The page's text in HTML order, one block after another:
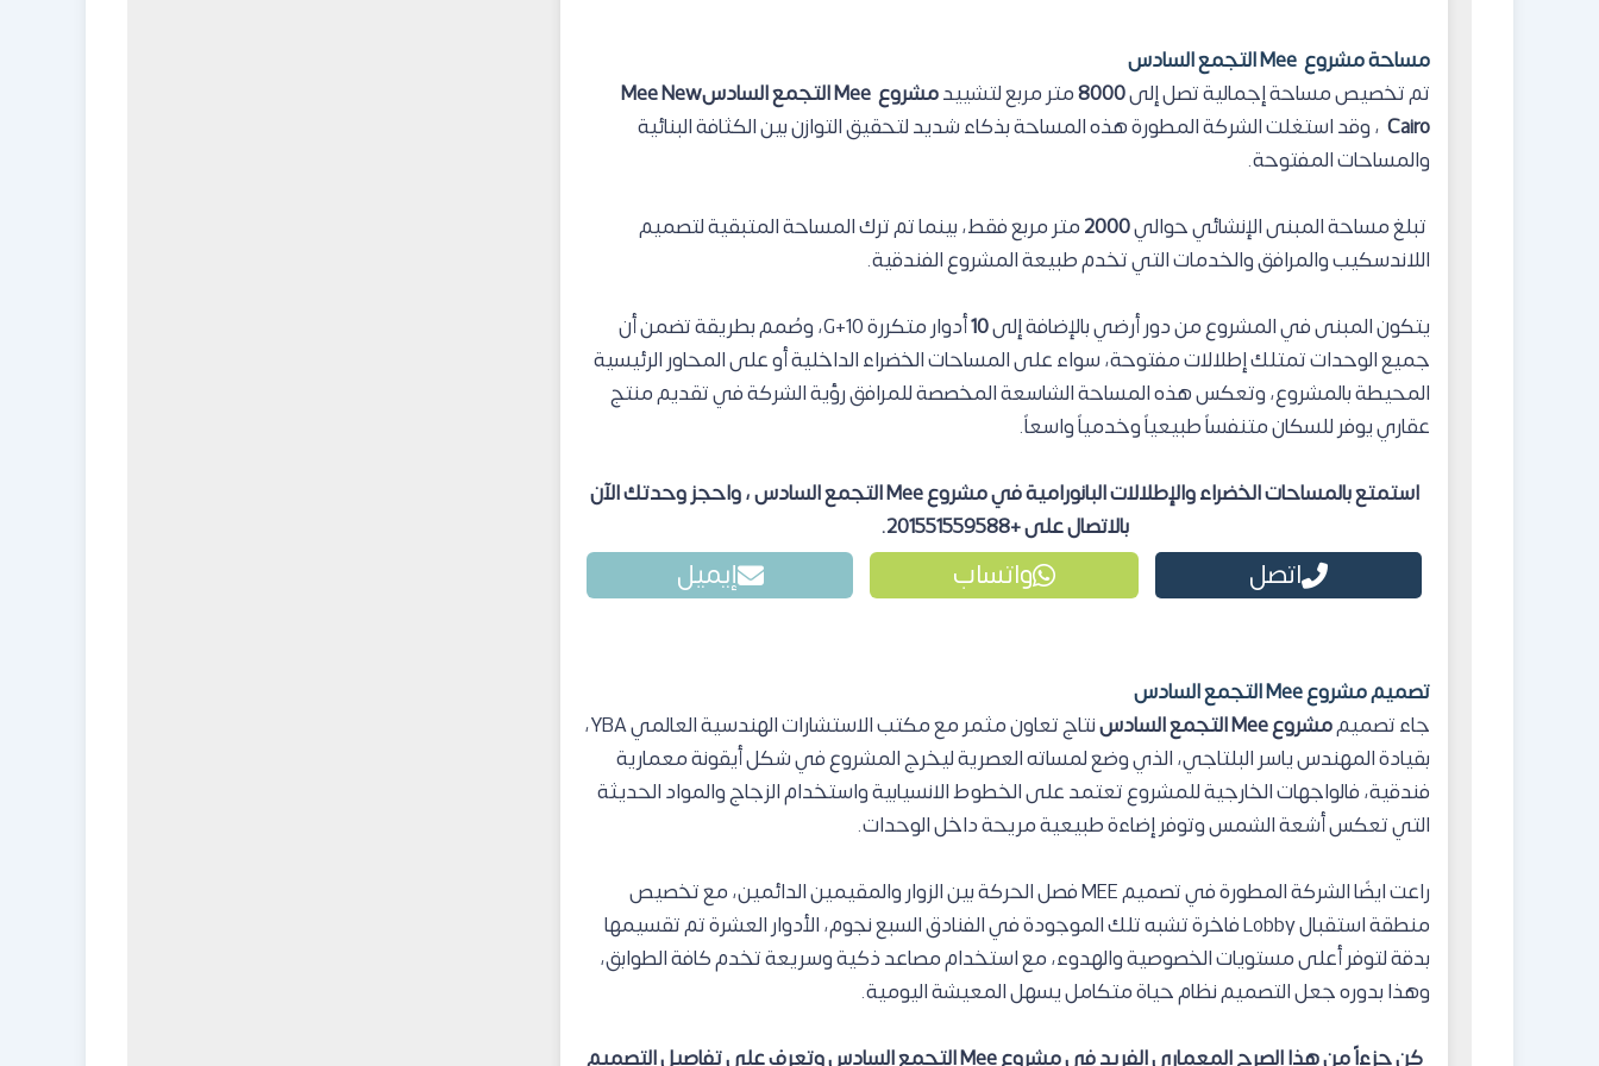
مساحة مشروع Mee التجمع السادس
تم تخصيص مساحة إجمالية تصل إلى8000متر مربع لتشييد
مشروع Mee التجمع السادسMee New
Cairo ، وقد استغلت الشركة المطورة هذه المساحة بذكاء شديد لتحقيق التوازن بين الكثافة البنائية
والمساحات المفتوحة.
تبلغ مساحة المبنى الإنشائي حوالي2000متر مربع فقط، بينما تم ترك المساحة المتبقية لتصميم
اللاندسكيب والمرافق والخدمات التي تخدم طبيعة المشروع الفندقية.
يتكون المبنى في المشروعمن دور أرضي بالإضافة إلى10
أدوار متكررة G+10، وصُمم بطريقة تضمن أن
جميع الوحدات تمتلك إطلالات مفتوحة، سواء على المساحات الخضراء الداخلية أو على المحاور الرئيسية
المحيطة بالمشروع، وتعكس هذه المساحة الشاسعة المخصصة للمرافق رؤية الشركة في تقديم منتج
عقاري يوفر للسكان متنفساً طبيعياً وخدمياً واسعاً.
استمتع بالمساحات الخضراء والإطلالات البانورامية في مشروع Mee التجمع السادس ، واحجز وحدتك الآن
بالاتصال على +201551559588.
اتصل واتساب إيميل
تصميم مشروع Mee التجمع السادس
جاء تصميممشروع Mee التجمع السادس
نتاج تعاون مثمر مع مكتب الاستشارات الهندسية العالمي YBA،
بقيادة المهندس ياسر البلتاجي، الذي وضع لمساته العصرية ليخرج المشروع في شكل أيقونة معمارية
فندقية، فالواجهات الخارجية للمشروع تعتمد على الخطوط الانسيابية واستخدام الزجاج والمواد الحديثة
التي تعكس أشعة الشمس وتوفر إضاءة طبيعية مريحة داخل الوحدات.
راعت ايضًا الشركة المطورة في تصميم MEE فصل الحركة بين الزوار والمقيمين الدائمين، مع تخصيص
منطقة استقبال Lobby فاخرة تشبه تلك الموجودة في الفنادق السبع نجوم، الأدوار العشرة تم تقسيمها
بدقة لتوفر أعلى مستويات الخصوصية والهدوء، مع استخدام مصاعد ذكية وسريعة تخدم كافة الطوابق،
وهذا بدوره جعل التصميم نظام حياة متكامل يسهل المعيشة اليومية.
كن جزءاً من هذا الصرح المعماري الفريد في مشروع Mee التجمع السادس وتعرف على تفاصيل التصميم